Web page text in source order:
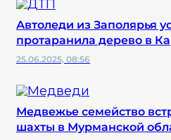
Автоледи из Заполярья
протаранила дерево в
25.06.2025, 08:56
Медвежье семейство
шахты в Мурманской